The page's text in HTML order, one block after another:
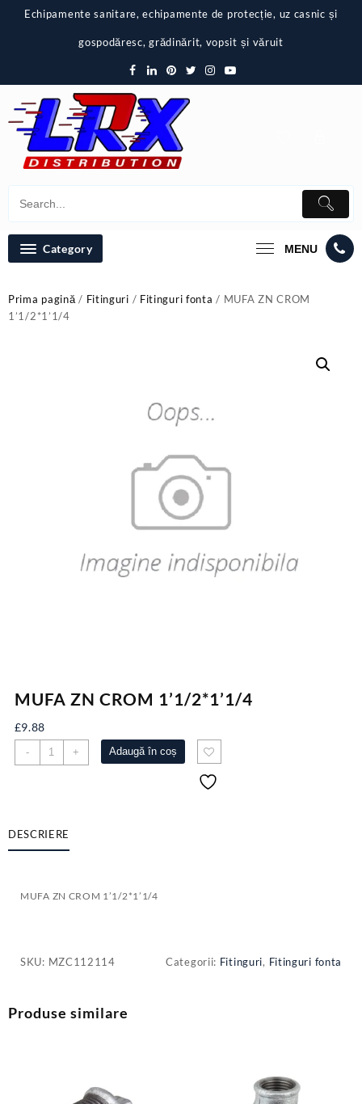
Echipamente sanitare, echipamente de protecție, uz casnic și
gospodăresc, grădinărit, vopsit și văruit
Category MENU
Prima pagină/ Fitinguri / Fitinguri fonta / MUFA ZN CROM
1’1/2*1’1/4
MUFA ZN CROM 1’1/2*1’1/4
£9.88
-
Cantitate
MUFA
+ Adaugă în coș
DESCRIERE
MUFA ZN CROM 1’1/2*1’1/4
SKU: MZC112114 Categorii: Fitinguri, Fitinguri fonta
Produse similare